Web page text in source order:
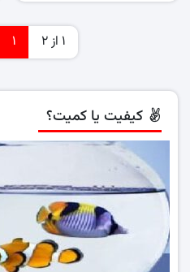
1 از 2 1
کیفیت یا کمیت؟